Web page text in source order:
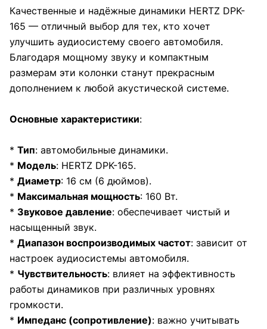
Качественные и надёжные динамики HERTZ DPK-
165 — отличный выбор для тех, кто хочет
улучшить аудиосистему своего автомобиля.
Благодаря мощному звуку и компактным
размерам эти колонки станут прекрасным
дополнением к любой акустической системе.
Основные характеристики:
* Тип: автомобильные динамики.
* Модель: HERTZ DPK-165.
* Диаметр: 16 см (6 дюймов).
* Максимальная мощность: 160 Вт.
* Звуковое давление: обеспечивает чистый и
насыщенный звук.
* Диапазон воспроизводимых частот: зависит от
настроек аудиосистемы автомобиля.
* Чувствительность: влияет на эффективность
работы динамиков при различных уровнях
громкости.
* Импеданс (сопротивление): важно учитывать